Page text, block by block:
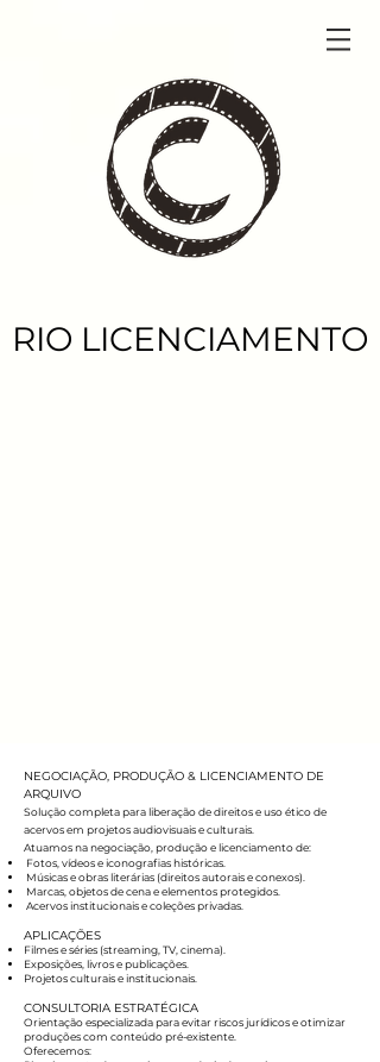
RIO LICENCIAMENTO
NEGOCIAÇÃO, PRODUÇÃO & LICENCIAMENTO DE
ARQUIVO
Solução completa para liberação de direitos e uso ético de
acervos em projetos audiovisuais e culturais.
Atuamos na negociação, produção e licenciamento de:
Fotos, vídeos e iconografias históricas.
Músicas e obras literárias (direitos autorais e conexos).
Marcas, objetos de cena e elementos protegidos.
Acervos institucionais e coleções privadas.
APLICAÇÕES
Filmes e séries (streaming, TV, cinema).
Exposições, livros e publicações.
Projetos culturais e institucionais.
CONSULTORIA ESTRATÉGICA
Orientação especializada para evitar riscos jurídicos e otimizar
produções com conteúdo pré-existente.
Oferecemos: